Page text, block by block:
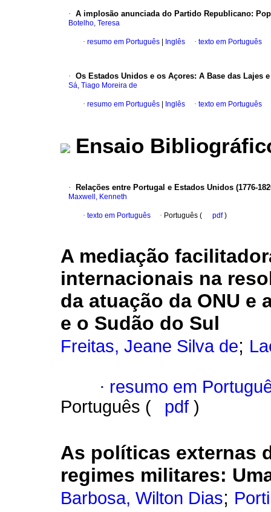
· A implosão anunciada do Partido Republicano:
Botelho, Teresa
· resumo em Português Inglês · texto em Português
· Os Estados Unidos e os Açores: A Base das Lajes
Sá, Tiago Moreira de
· resumo em Português Inglês · texto em Português
Ensaio
· Relações entre Portugal e Estados Unidos (1776-
Maxwell, Kenneth
· texto em Português · Português ( pdf)
A mediação
internacionais na
da atuação da ONU e
e o Sudão do Sul
Freitas, Jeane Silva de;
· resumo em
Português (
pdf )
As políticas externas
regimes militares:
Barbosa, Wilton Dias;